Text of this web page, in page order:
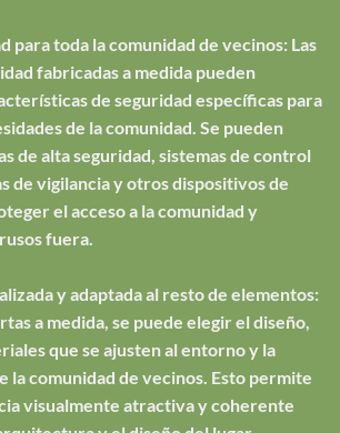
para toda la comunidad de vecinos: Las
fabricadas a medida pueden
de seguridad específicas para
de la comunidad. Se pueden
de alta seguridad, sistemas de control
de vigilancia y otros dispositivos de
el acceso a la comunidad y
fuera.
y adaptada al resto de elementos:
a medida, se puede elegir el diseño,
que se ajusten al entorno y la
la comunidad de vecinos. Esto permite
visualmente atractiva y coherente